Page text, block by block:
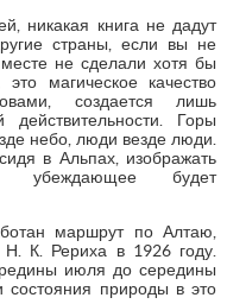
никакая книга не дадут
страны, если вы не
не сделали хотя бы
магическое качество
создается лишь
Горы
небо, люди везде люди.
в Альпах, изображать
убеждающее будет
маршрут по Алтаю,
Н. К. Рериха в 1926 году.
июля до середины
состояния природы в это